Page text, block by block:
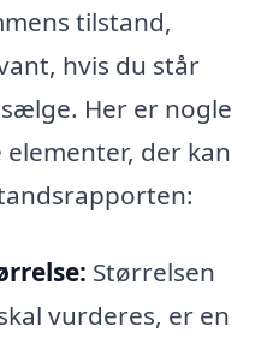
tilstand,
hvis du står
Her er nogle
der kan
Størrelsen
vurderes, er en